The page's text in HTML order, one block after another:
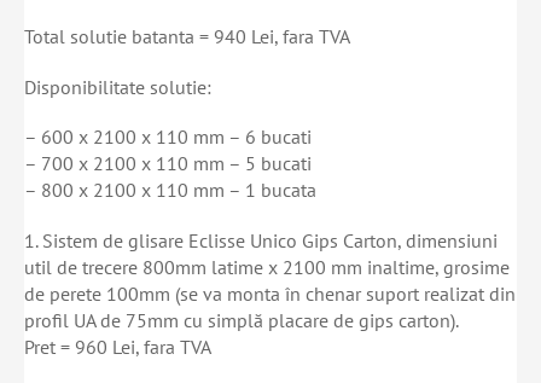
Total solutie batanta = 940 Lei, fara TVA
Disponibilitate solutie:
– 600 x 2100 x 110 mm – 6 bucati
– 700 x 2100 x 110 mm – 5 bucati
– 800 x 2100 x 110 mm – 1 bucata
1. Sistem de glisare Eclisse Unico Gips Carton, dimensiuni
util de trecere 800mm latime x 2100 mm inaltime, grosime
de perete 100mm (se va monta în chenar suport realizat din
profil UA de 75mm cu simplă placare de gips carton).
Pret = 960 Lei, fara TVA